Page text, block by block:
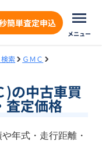
簡単査定申込
メニュー
索
ＧＭＣ
)の中古車買
査定価格
年式・走行距離・